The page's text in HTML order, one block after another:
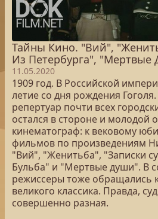
Тайны Кино. "Вий",
Из Петербурга", "Мертвые
11.05.2020
1909 год. В Российской
летие со дня рождения
репертуар почти всех
остался в стороне и молодой
кинематограф: к вековому
фильмов по произведениям
"Вий", "Женитьба", "Записки
Бульба" и "Мертвые души". В
режиссеры тоже обращались
великого классика. Правда,
совершенно разная.